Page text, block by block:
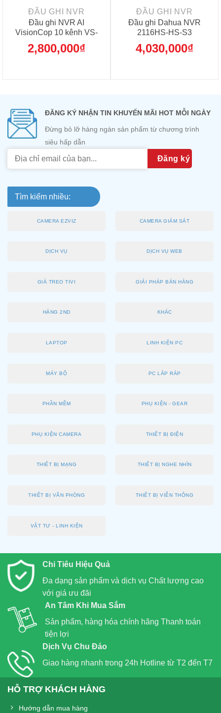
ĐẦU GHI NVR
Đầu ghi NVR AI
VisionCop 10 kênh VS-
NVR5110PS4K-S1
2,800,000₫
ĐẦU GHI NVR
Đầu ghi Dahua NVR
2116HS-HS-S3
4,030,000₫
ĐĂNG KÝ NHẬN TIN KHUYẾN MÃI HOT MỖI NGÀY
Đừng bỏ lỡ hàng ngàn sản phẩm từ chương trình
siêu hấp dẫn
Tìm kiếm nhiều:
CAMERA EZVIZ CAMERA GIÁM SÁT
DỊCH VỤ DỊCH VỤ WEB
GIÁ TREO TIVI GIẢI PHÁP BÁN HÀNG
HÀNG 2ND KHÁC
LAPTOP LINH KIỆN PC
MÁY BỘ PC LẮP RÁP
PHẦN MỀM PHỤ KIỆN - GEAR
PHỤ KIỆN CAMERA THIẾT BỊ ĐIỆN
THIẾT BỊ MẠNG THIẾT BỊ NGHE NHÌN
THIẾT BỊ VĂN PHÒNG THIẾT BỊ VIỄN THÔNG
VẬT TƯ - LINH KIỆN
Chi Tiêu Hiệu Quả
Đa dạng sản phẩm và dịch vụ Chất lượng cao
với giá ưu đãi
An Tâm Khi Mua Sắm
Sản phẩm, hàng hóa chính hãng Thanh toán
tiện lợi
Dịch Vụ Chu Đáo
Giao hàng nhanh trong 24h Hotline từ T2 đến T7
HỖ TRỢ KHÁCH HÀNG
Hướng dẫn mua hàng